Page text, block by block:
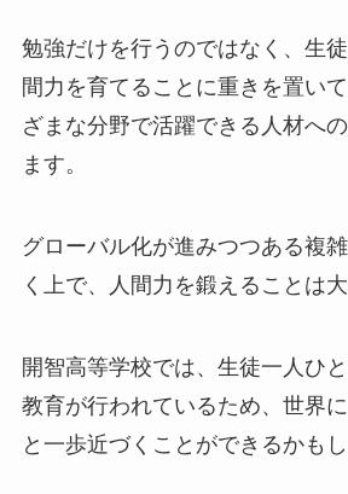
勉強だけを行うのではなく、生
間力を育てることに重きを置い
ざまな分野で活躍できる人材へ
ます。
グローバル化が進みつつある複
く上で、人間力を鍛えることは大
開智高等学校では、生徒一人ひ
教育が行われているため、世界
と一歩近づくことができるかもし